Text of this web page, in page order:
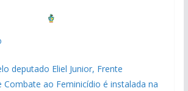
deputado Eliel Junior, Frente
Combate ao Feminicídio é instalada na